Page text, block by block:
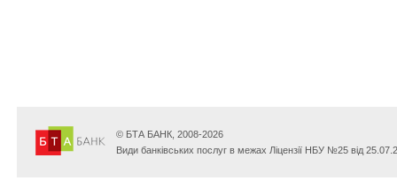
© БТА БАНК, 2008-2026
Види банківських послуг в межах Ліцензії НБУ №25 від